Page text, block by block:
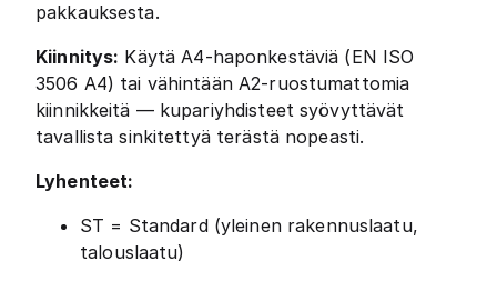
pakkauksesta.
Kiinnitys: Käytä A4-haponkestäviä (EN ISO
3506 A4) tai vähintään A2-ruostumattomia
kiinnikkeitä — kupariyhdisteet syövyttävät
tavallista sinkitettyä terästä nopeasti.
Lyhenteet:
ST = Standard (yleinen rakennuslaatu,
talouslaatu)